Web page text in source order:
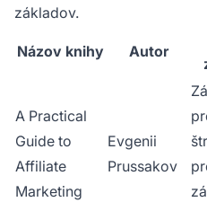
základov.
Názov knihy Autor
A Practical
Guide to
Affiliate
Marketing
Evgenii
Prussakov